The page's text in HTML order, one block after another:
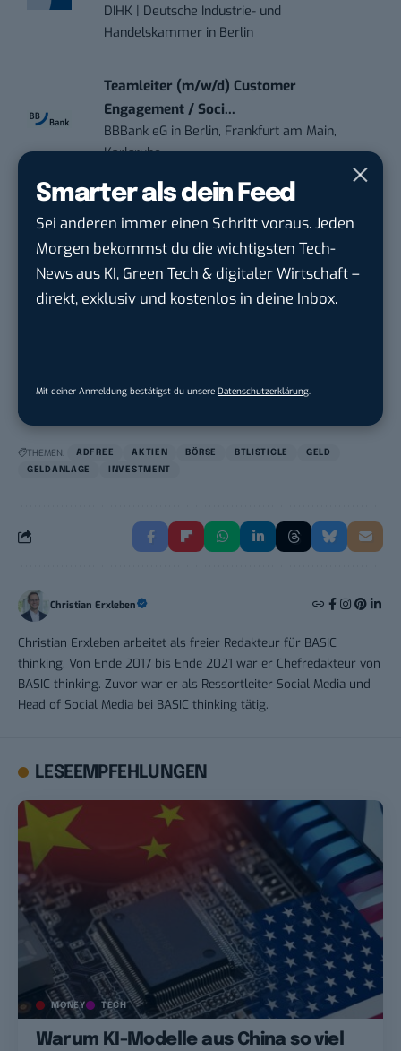
Smarter als dein Feed
Sei anderen immer einen Schritt voraus. Jeden
Morgen bekommst du die wichtigsten Tech-
News aus KI, Green Tech & digitaler Wirtschaft –
direkt, exklusiv und kostenlos in deine Inbox.
Mit deiner Anmeldung bestätigst du unsere Datenschutzerklärung.
DIHK | Deutsche Industrie- und
Handelskammer in Berlin
Teamleiter (m/w/d) Customer
Engagement / Soci...
BBBank eG in Berlin, Frankfurt am Main,
Karlsruhe
Content Manager (m/w/g) mit
Schwerpunkt Socia...
LEUCHTTURM1917inGeesthacht
Editorial Prompt Engineer (m/w/d)
THEMEN: ADFREE AKTIEN BÖRSE BTLISTICLE
GELD
GELDANLAGE
INVESTMENT
Christian Erxleben
Christian Erxleben arbeitet als freier Redakteur für BASIC
thinking. Von Ende 2017 bis Ende 2021 war er Chefredakteur von
BASIC thinking. Zuvor war er als Ressortleiter Social Media und
Head of Social Media bei BASIC thinking tätig.
LESEEMPFEHLUNGEN
MONEY TECH
Warum KI-Modelle aus China so viel